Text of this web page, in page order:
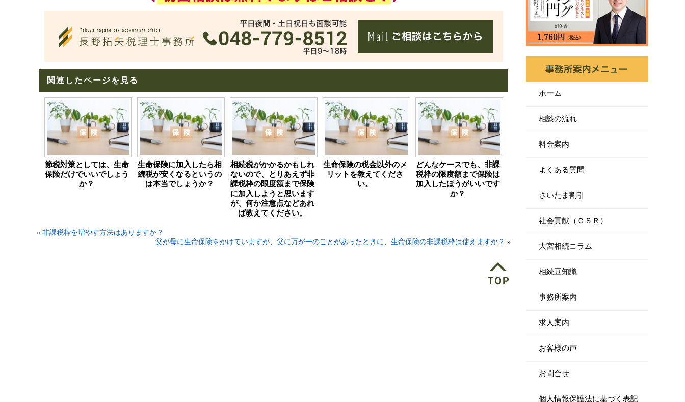
関連したページを見る
節税対策としては、生命
保険だけでいいでしょう
か？
生命保険に加入したら相
続税が安くなるというの
は本当でしょうか？
相続税がかかるかもしれ
ないので、とりあえず非
課税枠の限度額まで保険
に加入しようと思います
が、何か注意点などあれ
ば教えてください。
生命保険の税金以外のメ
リットを教えてくださ
い。
どんなケースでも、非課
税枠の限度額まで保険は
加入したほうがいいです
か？
« 非課税枠を増やす方法はありますか？
父が母に生命保険をかけていますが、父に万が一のことがあったときに、生命保険の非課税枠は使えますか？ »
ホーム
相談の流れ
料金案内
よくある質問
さいたま割引
社会貢献（ＣＳＲ）
大宮相続コラム
相続豆知識
事務所案内
求人案内
お客様の声
お問合せ
個人情報保護法に基づく表記